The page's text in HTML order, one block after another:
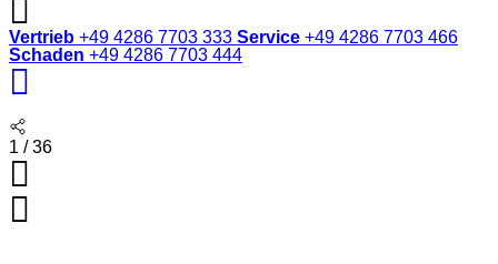
Vertrieb +49 4286 7703 333 Service +49 4286 7703 466
Schaden +49 4286 7703 444
1 / 36